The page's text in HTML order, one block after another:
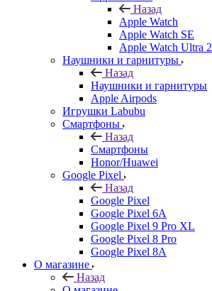
Назад
Apple Watch
Apple Watch SE
Apple Watch Ultra 2
Наушники и гарнитуры
Назад
Наушники и гарнитуры
Apple Airpods
Игрушки Labubu
Смартфоны
Назад
Смартфоны
Honor/Huawei
Google Pixel
Назад
Google Pixel
Google Pixel 6A
Google Pixel 9 Pro XL
Google Pixel 8 Pro
Google Pixel 8A
О магазине
Назад